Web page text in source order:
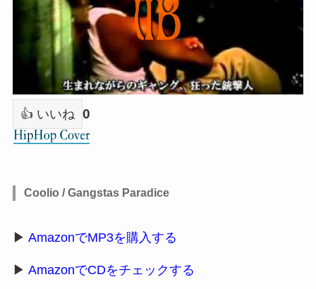
👍 いいね 0
Coolio / Gangstas Paradice
▶ AmazonでMP3を購入する
▶ AmazonでCDをチェックする